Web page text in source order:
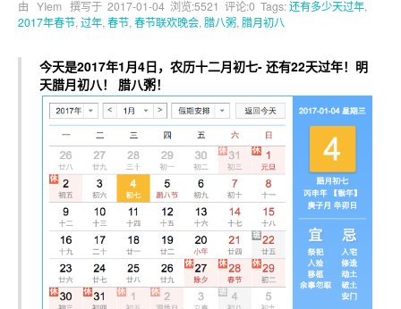
由 YIem 撰写于 2017-01-04 浏览:5521 评论:0 Tags:还有多少天过年,
2017年春节, 过年, 春节, 春节联欢晚会, 腊八粥, 腊月初八
今天是2017年1月4日，农历十二月初七- 还有22天过年！明
天腊月初八！ 腊八粥！